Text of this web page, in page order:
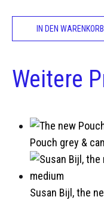
IN DEN WARENKORB
Weitere
Pouch grey &
Susan Bijl, the